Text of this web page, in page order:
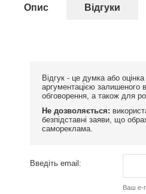
Опис Відгуки
Відгук - це думка або
аргументацією залишеного
обговорення, а також для
Не дозволяється:
безпідставні заяви, що
самореклама.
Введіть email:
Ваш e-